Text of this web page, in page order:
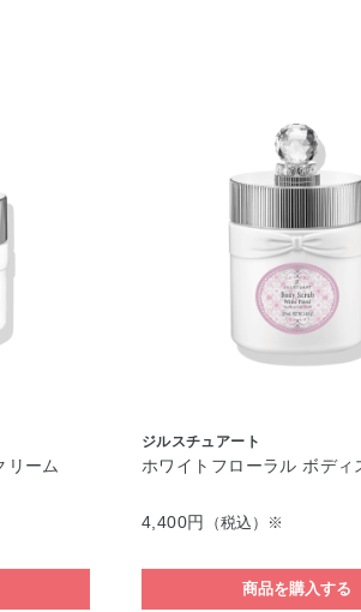
リーム
ジルスチュアート
ホワイトフローラル ボディ
4,400円 （税込）※
商品を購入する